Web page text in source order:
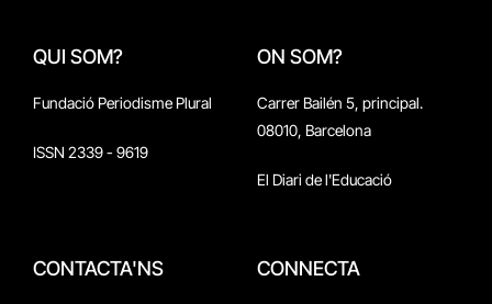
QUI SOM?
Fundació Periodisme Plural
ISSN 2339 - 9619
ON SOM?
Carrer Bailén 5, principal.
08010, Barcelona
El Diari de l'Educació
CONTACTA'NS CONNECTA